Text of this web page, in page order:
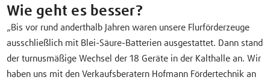
Wie geht es besser?
„Bis vor rund anderthalb Jahren waren unsere Flurförderzeuge
ausschließlich mit Blei-Säure-Batterien ausgestattet. Dann stand
der turnusmäßige Wechsel der 18 Geräte in der Kalthalle an. Wir
haben uns mit den Verkaufsberatern Hofmann Fördertechnik an